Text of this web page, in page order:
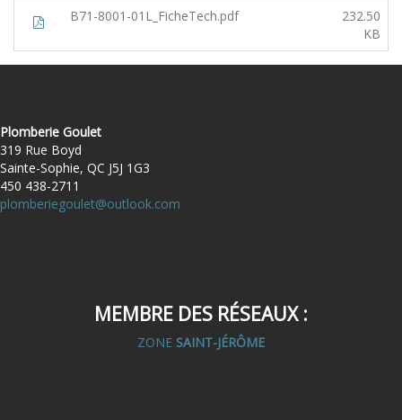
B71-8001-01L_FicheTech.pdf
232.50
KB
Plomberie Goulet
319 Rue Boyd
Sainte-Sophie, QC J5J 1G3
450 438-2711
plomberiegoulet@outlook.com
MEMBRE DES RÉSEAUX :
ZONE SAINT-JÉRÔME